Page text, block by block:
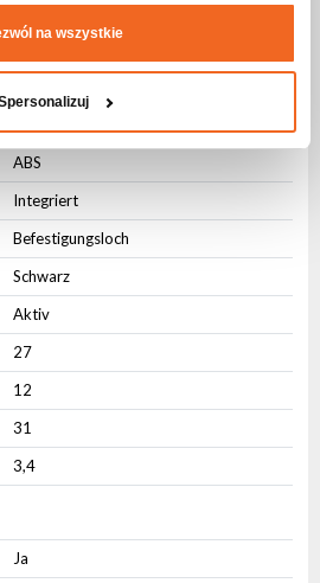
na wszystkie
3-pin XLR
ABS
Integriert
Befestigungsloch
Schwarz
Aktiv
27
12
31
3,4
Ja